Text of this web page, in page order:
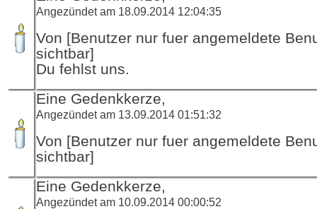
Angezündet am 18.09.2014 12:04:35
Von [Benutzer nur fuer angemeldete
sichtbar]
Du fehlst uns.
Eine Gedenkkerze,
Angezündet am 13.09.2014 01:51:32
Von [Benutzer nur fuer angemeldete
sichtbar]
Eine Gedenkkerze,
Angezündet am 10.09.2014 00:00:52